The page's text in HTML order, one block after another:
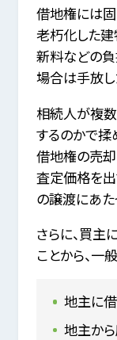
借地権には
老朽化した建
新料などの負
場合は手放し
相続人が複
するのかで揉
借地権の売
査定価格を出
の譲渡にあた
さらに、買主
ことから、一
地主に
地主か